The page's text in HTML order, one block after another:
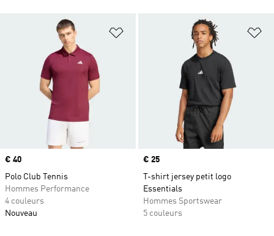
Ajouter à la Liste de produits
Prix
€ 40
Polo Club Tennis
Hommes Performance
4 couleurs
Nouveau
Prix
€ 25
T-shirt jersey petit logo
Essentials
Hommes Sportswear
5 couleurs